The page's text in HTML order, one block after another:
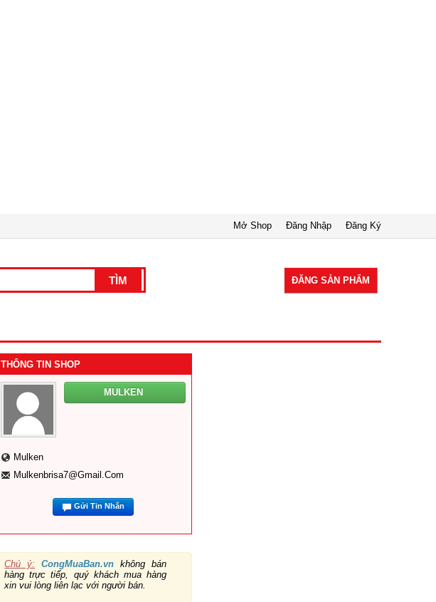
Đăng Ký
Đăng Nhập
Mở Shop
ĐĂNG SẢN PHẨM
THÔNG TIN SHOP
MULKEN
Mulken
Mulkenbrisa7@gmail.com
Gửi Tin Nhắn
Chú ý: CongMuaBan.vn không bán
hàng trực tiếp, quý khách mua hàng
xin vui lòng liên lạc với người bán.